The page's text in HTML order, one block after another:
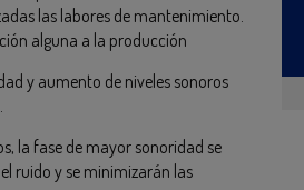
las labores de mantenimiento.
alguna a la producción
y aumento de niveles sonoros
la fase de mayor sonoridad se
ruido y se minimizarán las